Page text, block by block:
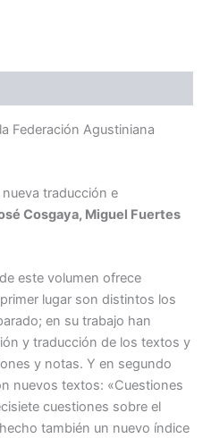
Federación Agustiniana
traducción e
Cosgaya, Miguel Fuertes
este volumen ofrece
lugar son distintos los
en su trabajo han
y traducción de los textos y
y notas. Y en segundo
nuevos textos: «Cuestiones
cuestiones sobre el
también un nuevo índice